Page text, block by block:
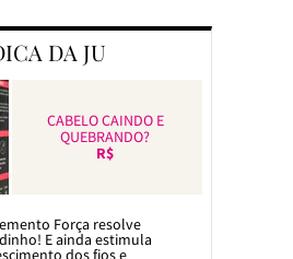
DA JU
CABELO CAINDO E
QUEBRANDO?
R$
Força resolve
E ainda estimula
dos fios e